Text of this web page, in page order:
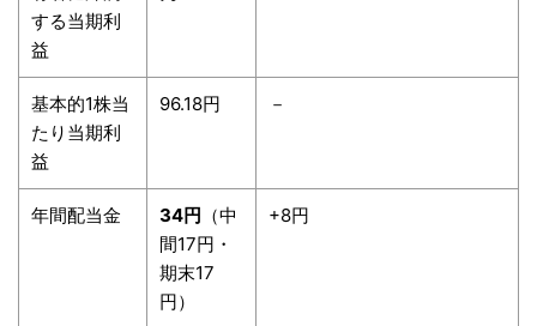
する当期利
益
基本的1株当
たり当期利
益
96.18円 －
年間配当金 34円 （中
間17円・
期末17
円）
+8円